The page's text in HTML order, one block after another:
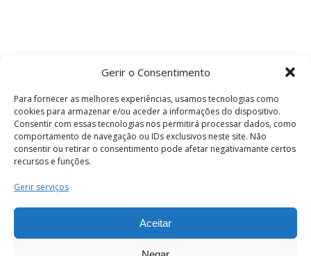
Gerir o Consentimento
Para fornecer as melhores experiências, usamos tecnologias como
cookies para armazenar e/ou aceder a informações do dispositivo.
Consentir com essas tecnologias nos permitirá processar dados, como
comportamento de navegação ou IDs exclusivos neste site. Não
consentir ou retirar o consentimento pode afetar negativamante certos
recursos e funções.
Gerir serviços
Aceitar
Termos e Condições
os direitos reservados.